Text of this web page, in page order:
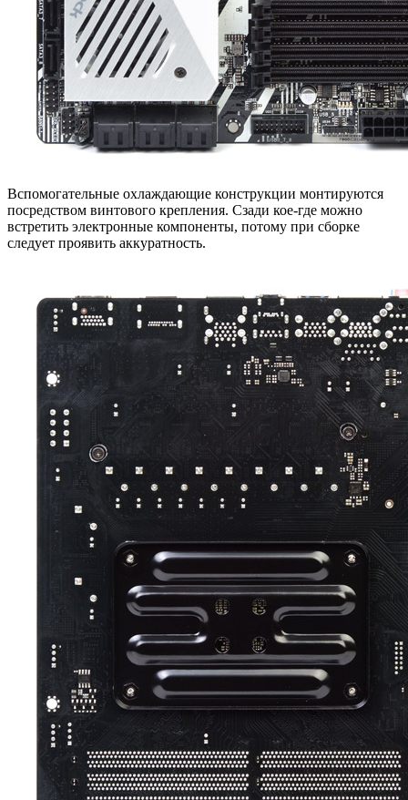
Вспомогательные охлаждающие конструкции монтируются
посредством винтового крепления. Сзади кое-где можно
встретить электронные компоненты, потому при сборке
следует проявить аккуратность.